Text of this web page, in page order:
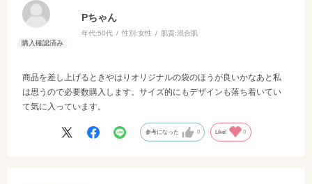
Pちゃん
年代:50代 性別:女性 肌質:混合肌
商品を差し上げるときやはりオリジナルの袋のほうが良いかなあと私
は思うので必要数購入します。サイズ的にもデザインも落ち着いてい
て気に入っています。
参考になった 0 Like! 0